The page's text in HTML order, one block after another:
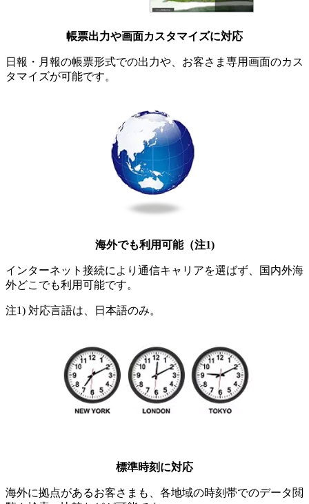
帳票出力や画面カスタマイズに対応
日報・月報の帳票形式での出力や、お客さま専用画面のカス
タマイズが可能です。
海外でも利用可能（注1)
インターネット接続により通信キャリアを選ばず、国内外海
外どこでも利用可能です。
注1) 対応言語は、日本語のみ。
標準時刻に対応
海外に拠点があるお客さまも、各地域の時刻帯でのデータ閲